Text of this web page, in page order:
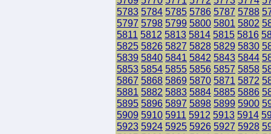
5783 5784 5785 5786 5787 5788
5797 5798 5799 5800 5801 5802
5811 5812 5813 5814 5815 5816
5825 5826 5827 5828 5829 5830
5839 5840 5841 5842 5843 5844
5853 5854 5855 5856 5857 5858
5867 5868 5869 5870 5871 5872
5881 5882 5883 5884 5885 5886
5895 5896 5897 5898 5899 5900
5909 5910 5911 5912 5913 5914
5923 5924 5925 5926 5927 5928